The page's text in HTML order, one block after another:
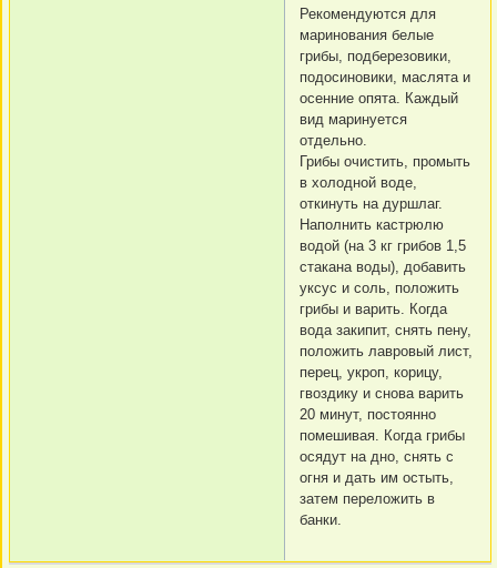
Рекомендуются для
маринования белые
грибы, подберезовики,
подосиновики, маслята и
осенние опята. Каждый
вид маринуется
отдельно.
Грибы очистить, промыть
в холодной воде,
откинуть на дуршлаг.
Наполнить кастрюлю
водой (на 3 кг грибов 1,5
стакана воды), добавить
уксус и соль, положить
грибы и варить. Когда
вода закипит, снять пену,
положить лавровый лист,
перец, укроп, корицу,
гвоздику и снова варить
20 минут, постоянно
помешивая. Когда грибы
осядут на дно, снять с
огня и дать им остыть,
затем переложить в
банки.